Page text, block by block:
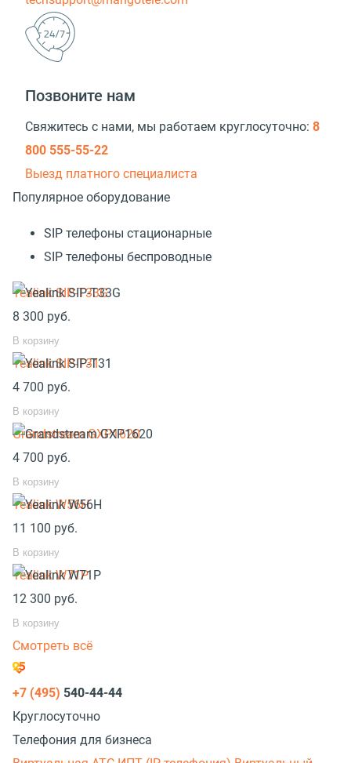
Позвоните нам
Свяжитесь с нами, мы работаем круглосуточно: 8
800 555-55-22
Выезд платного специалиста
Популярное оборудование
SIP телефоны стационарные
SIP телефоны беспроводные
Yealink SIP-T33G
8 300 руб.
В корзину
Yealink SIP-T31
4 700 руб.
В корзину
Grandstream GXP1620
4 700 руб.
В корзину
Yealink W56H
11 100 руб.
В корзину
Yealink W71P
12 300 руб.
В корзину
Смотреть всё
+7 (495) 540-44-44
Круглосуточно
Телефония для бизнеса